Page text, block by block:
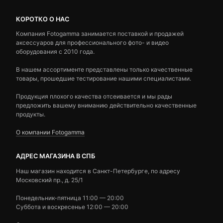
КОРОТКО О НАС
Компания Fotogamma занимается поставкой и продажей
аксессуаров для профессионального фото- и видео
оборудования с 2010 года.
В нашем ассортименте представлены только качественные
товары, прошедшие тестирование нашими специалистами.
Продукция плохого качества отсеивается и мы рады
предложить вашему вниманию действительно качественные
продукты.
О компании Fotogamma
АДРЕС МАГАЗИНА В СПБ
Наш магазин находится в Санкт-Петербурге, по адресу
Московский пр., д. 25/1
Понедельник-пятница 11:00 — 20:00
Суббота и воскресенье 12:00 — 20:00